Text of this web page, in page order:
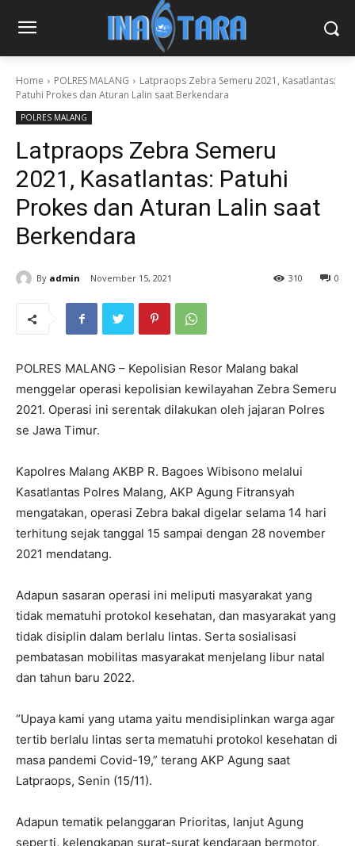
Home POLRES MALANG
Latpraops Zebra Semeru 2021, Kasatlantas:
Patuhi Prokes dan Aturan Lalin saat Berkendara
POLRES MALANG
Latpraops Zebra Semeru
2021, Kasatlantas: Patuhi
Prokes dan Aturan Lalin saat
Berkendara
By admin November 15, 2021 0
310
POLRES MALANG – Kepolisian Resor Malang bakal
menggelar operasi kepolisian kewilayahan Zebra Semeru
2021. Operasi ini serentak dilakukan oleh jajaran Polres
se Jawa Timur.
Kapolres Malang AKBP R. Bagoes Wibisono melalui
Kasatlantas Polres Malang, AKP Agung Fitransyah
mengatakan, operasi Zebra bakal digelar selama 14 hari
terhitung sejak tanggal 15 sampai dengan 28 november
2021 mendatang.
Adapun sasaran operasi ini meliputi masyarakat yang
tidak mematuhi protokol kesehatan, dan masyarakat yang
tidak disiplin dalam berlalu lintas. Serta sosialisasi
pembatasan mobilitas masyarakat menjelang libur natal
dan tahun baru 2022.
“Upaya kami yang utama yaitu mendisiplinkan warga agar
tertib berlalu lintas serta mematuhi protokol kesehatan di
masa pandemi Covid-19,” terang AKP Agung saat
Latpraops, Senin (15/11).
Adapun tematik pelanggaran Prioritas, lanjut Agung
seperti, kelengkapan surat-surat kendaraan bermotor,